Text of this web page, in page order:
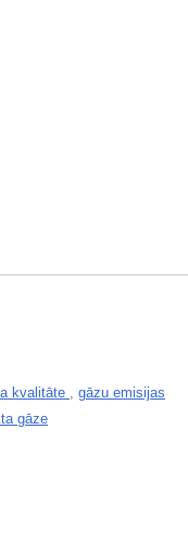
kvalitāte , gāzu emisijas
gāze